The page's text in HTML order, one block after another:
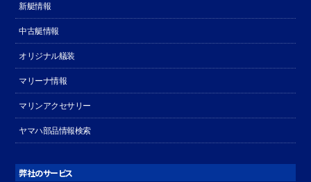
新艇情報
中古艇情報
オリジナル艤装
マリーナ情報
マリンアクセサリー
ヤマハ部品情報検索
弊社のサービス